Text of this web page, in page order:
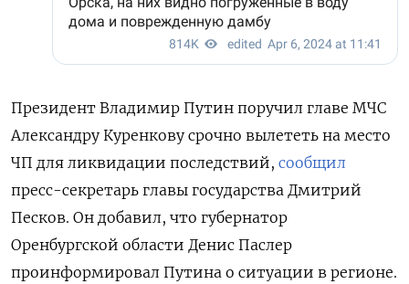
Президент Владимир Путин поручил главе МЧС
Александру Куренкову срочно вылететь на место
ЧП для ликвидации последствий, сообщил
пресс-секретарь главы государства Дмитрий
Песков. Он добавил, что губернатор
Оренбургской области Денис Паслер
проинформировал Путина о ситуации в регионе.